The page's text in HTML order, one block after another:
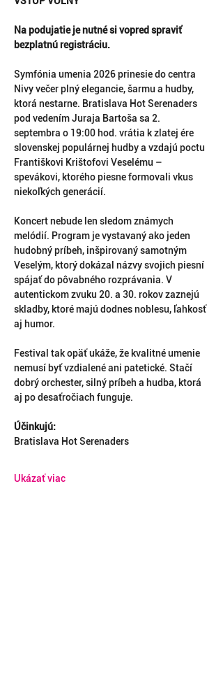
Na podujatie je nutné si vopred spraviť
bezplatnú registráciu.
Symfónia umenia 2026 prinesie do centra
Nivy večer plný elegancie, šarmu a hudby,
ktorá nestarne. Bratislava Hot Serenaders
pod vedením Juraja Bartoša sa 2.
septembra o 19:00 hod. vrátia k zlatej ére
slovenskej populárnej hudby a vzdajú poctu
Františkovi Krištofovi Veselému –
spevákovi, ktorého piesne formovali vkus
niekoľkých generácií.
Koncert nebude len sledom známych
melódií. Program je vystavaný ako jeden
hudobný príbeh, inšpirovaný samotným
Veselým, ktorý dokázal názvy svojich piesní
spájať do pôvabného rozprávania. V
autentickom zvuku 20. a 30. rokov zaznejú
skladby, ktoré majú dodnes noblesu, ľahkosť
aj humor.
Festival tak opäť ukáže, že kvalitné umenie
nemusí byť vzdialené ani patetické. Stačí
dobrý orchester, silný príbeh a hudba, ktorá
aj po desaťročiach funguje.
Účinkujú:
Bratislava Hot Serenaders
Ukázať viac